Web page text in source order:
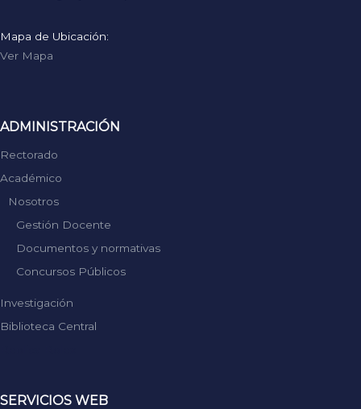
Mapa de Ubicación:
Ver Mapa
ADMINISTRACIÓN
Rectorado
Académico
Nosotros
Gestión Docente
Documentos y normativas
Concursos Públicos
Investigación
Biblioteca Central
SERVICIOS WEB